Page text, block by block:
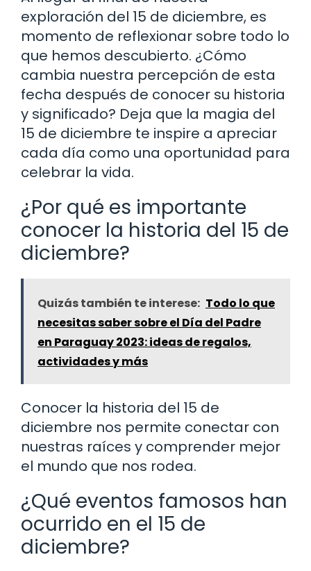
exploración del 15 de diciembre, es
momento de reflexionar sobre todo lo
que hemos descubierto. ¿Cómo
cambia nuestra percepción de esta
fecha después de conocer su historia
y significado? Deja que la magia del
15 de diciembre te inspire a apreciar
cada día como una oportunidad para
celebrar la vida.
¿Por qué es importante
conocer la historia del 15 de
diciembre?
Quizás también te interese: Todo lo que
necesitas saber sobre el Día del Padre
en Paraguay 2023: ideas de regalos,
actividades y más
Conocer la historia del 15 de
diciembre nos permite conectar con
nuestras raíces y comprender mejor
el mundo que nos rodea.
¿Qué eventos famosos han
ocurrido en el 15 de
diciembre?